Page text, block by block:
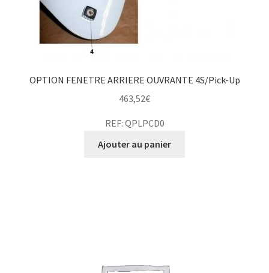
OPTION FENETRE ARRIERE OUVRANTE 4S/Pick-Up
463,52€
REF: QPLPCD0
Ajouter au panier